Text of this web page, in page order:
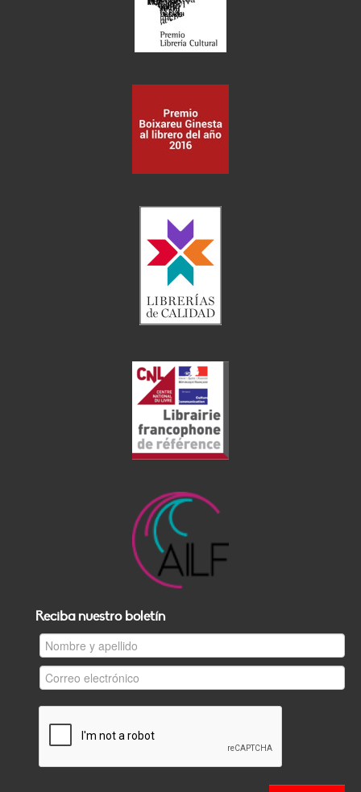
Reciba nuestro boletín